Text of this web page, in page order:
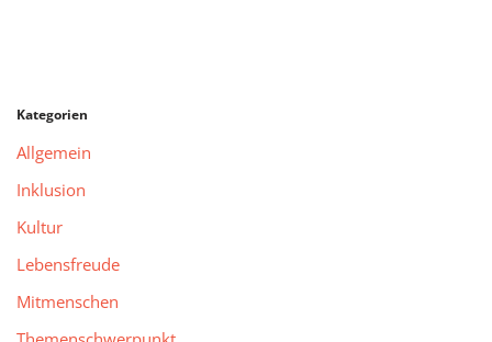
Kategorien
Allgemein
Inklusion
Kultur
Lebensfreude
Mitmenschen